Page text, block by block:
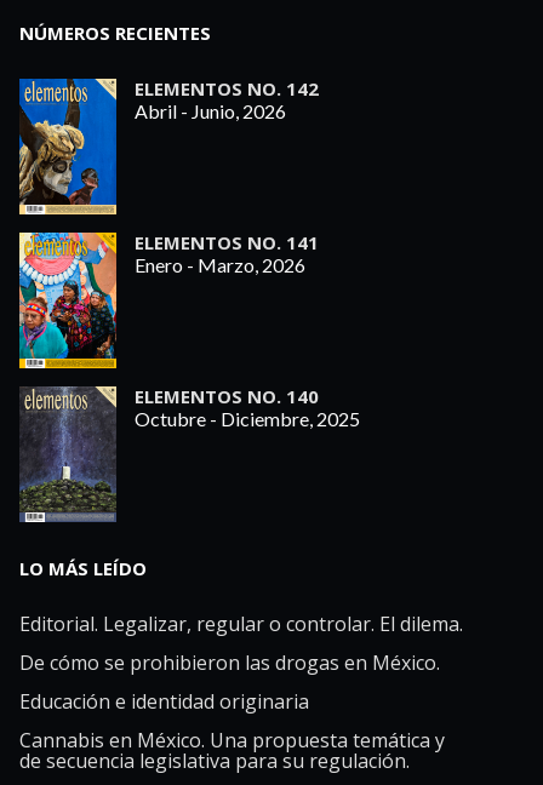
NÚMEROS RECIENTES
ELEMENTOS NO. 142
Abril - Junio, 2026
ELEMENTOS NO. 141
Enero - Marzo, 2026
ELEMENTOS NO. 140
Octubre - Diciembre, 2025
LO MÁS LEÍDO
Editorial. Legalizar, regular o controlar. El dilema.
De cómo se prohibieron las drogas en México.
Educación e identidad originaria
Cannabis en México. Una propuesta temática y
de secuencia legislativa para su regulación.